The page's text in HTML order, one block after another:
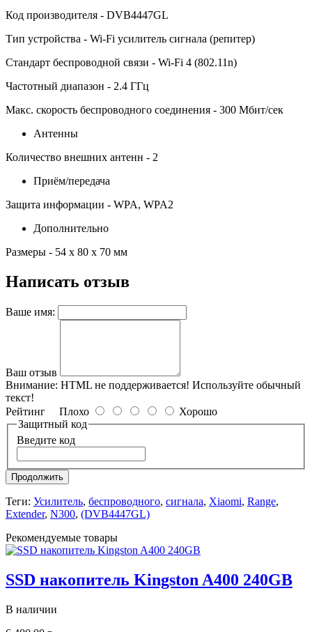
Код производителя - DVB4447GL
Тип устройства - Wi-Fi усилитель сигнала (репитер)
Стандарт беспроводной связи - Wi-Fi 4 (802.11n)
Частотный диапазон - 2.4 ГГц
Макс. скорость беспроводного соединения - 300 Мбит/сек
Антенны
Количество внешних антенн - 2
Приём/передача
Защита информации - WPA, WPA2
Дополнительно
Размеры - 54 x 80 x 70 мм
Написать отзыв
Ваше имя:
Ваш отзыв
Внимание: HTML не поддерживается! Используйте обычный
текст!
Рейтинг Плохо
Хорошо
Защитный код
Введите код
Продолжить
Теги: Усилитель, беспроводного, сигнала, Xiaomi, Range,
Extender, N300, (DVB4447GL)
Рекомендуемые товары
SSD накопитель Kingston A400 240GB
В наличии